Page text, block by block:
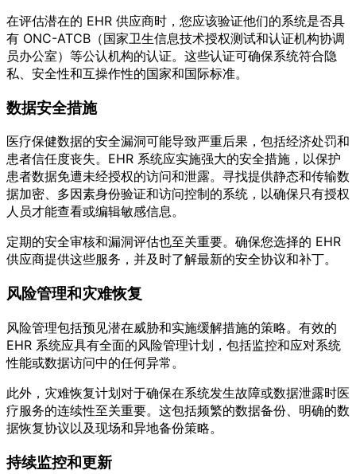
在评估潜在的 EHR 供应商时，您应该验证他们的系统是否具
有 ONC-ATCB（国家卫生信息技术授权测试和认证机构协调
员办公室）等公认机构的认证。这些认证可确保系统符合隐
私、安全性和互操作性的国家和国际标准。
数据安全措施
医疗保健数据的安全漏洞可能导致严重后果，包括经济处罚和
患者信任度丧失。EHR 系统应实施强大的安全措施，以保护
患者数据免遭未经授权的访问和泄露。寻找提供静态和传输数
据加密、多因素身份验证和访问控制的系统，以确保只有授权
人员才能查看或编辑敏感信息。
定期的安全审核和漏洞评估也至关重要。确保您选择的 EHR
供应商提供这些服务，并及时了解最新的安全协议和补丁。
风险管理和灾难恢复
风险管理包括预见潜在威胁和实施缓解措施的策略。有效的
EHR 系统应具有全面的风险管理计划，包括监控和应对系统
性能或数据访问中的任何异常。
此外，灾难恢复计划对于确保在系统发生故障或数据泄露时医
疗服务的连续性至关重要。这包括频繁的数据备份、明确的数
据恢复协议以及现场和异地备份策略。
持续监控和更新